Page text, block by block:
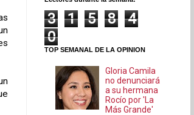
3 1 5 8
4
0
TOP SEMANAL DE LA OPINION
Gloria Camila
no denunciará
a su hermana
Rocío por 'La
Más Grande'